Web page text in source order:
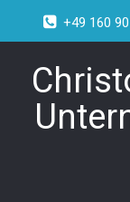
+49 160